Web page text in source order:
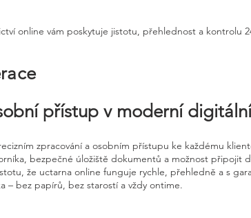
online vám poskytuje jistotu, přehlednost a kontrolu
přístup v moderní
zpracování a osobním přístupu ke každému
bezpečné úložiště dokumentů a možnost připojit
že uctarna online funguje rychle, přehledně a s
– bez papírů, bez starostí a vždy ontime.